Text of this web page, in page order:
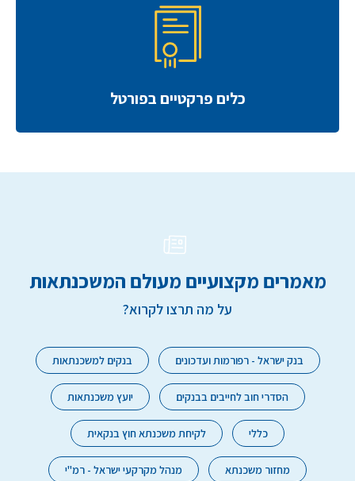
כלים פרקטיים בפורטל
מאמרים מקצועיים מעולם המשכנתאות
על מה תרצו לקרוא?
בנק ישראל - רפורמות ועדכונים בנקים למשכנתאות
הסדרי חוב לחייבים בבנקים יועץ משכנתאות
כללי לקיחת משכנתא חוץ בנקאית
מחזור משכנתא מנהל מקרקעי ישראל - רמ"י